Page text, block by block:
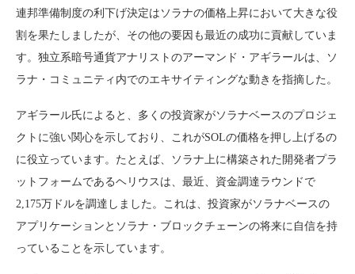
連邦準備制度の利下げ決定はソラナの価格上昇において大きな役
割を果たしましたが、その他の要因も最近の成功に貢献していま
す。独立系暗号通貨アナリストのアーマンド・アギラールは、ソ
ラナ・コミュニティ内でのエキサイティングな動きを指摘した。
アギラール氏によると、多くの投資家がソラナベースのプロジェ
クトに強い関心を示しており、これがSOLの価格を押し上げるの
に役立っています。たとえば、ソラナ上に構築された開発者プラ
ットフォームであるヘリウスは、最近、資金調達ラウンドで
2,175万ドルを調達しました。これは、投資家がソラナベースの
アプリケーションとソラナ・ブロックチェーンの将来に自信を持
っていることを示しています。